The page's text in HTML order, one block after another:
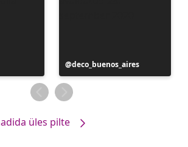
Postitus
avaldatud
deco_buenos_aires
üles pilte